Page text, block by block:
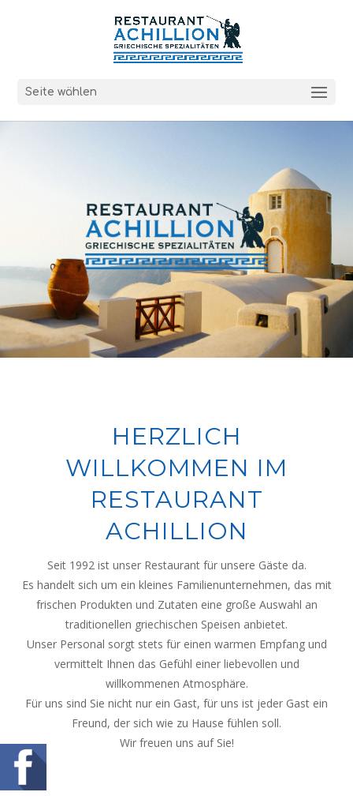
Seite wählen
HERZLICH
WILLKOMMEN IM
RESTAURANT
ACHILLION
Seit 1992 ist unser Restaurant für unsere Gäste da.
Es handelt sich um ein kleines Familienunternehmen, das mit
frischen Produkten und Zutaten eine große Auswahl an
traditionellen griechischen Speisen anbietet.
Unser Personal sorgt stets für einen warmen Empfang und
vermittelt Ihnen das Gefühl einer liebevollen und
willkommenen Atmosphäre.
Für uns sind Sie nicht nur ein Gast, für uns ist jeder Gast ein
Freund, der sich wie zu Hause fühlen soll.
Wir freuen uns auf Sie!